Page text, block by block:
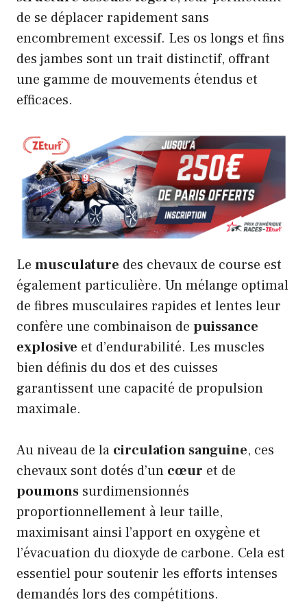
de se déplacer rapidement sans
encombrement excessif. Les os longs et fins
des jambes sont un trait distinctif, offrant
une gamme de mouvements étendus et
efficaces.
Le musculature des chevaux de course est
également particulière. Un mélange optimal
de fibres musculaires rapides et lentes leur
confère une combinaison de puissance
explosive et d’endurabilité. Les muscles
bien définis du dos et des cuisses
garantissent une capacité de propulsion
maximale.
Au niveau de la circulation sanguine, ces
chevaux sont dotés d’un cœur et de
poumons surdimensionnés
proportionnellement à leur taille,
maximisant ainsi l’apport en oxygène et
l’évacuation du dioxyde de carbone. Cela est
essentiel pour soutenir les efforts intenses
demandés lors des compétitions.